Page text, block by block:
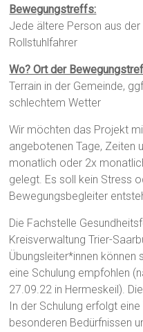
Bewegungstreffs:
Jede ältere Person aus
Rollstuhlfahrer
Wo? Ort der
Terrain in der Gemeinde,
schlechtem Wetter
Wir möchten das Projekt
angebotenen Tage, Zeiten
monatlich oder 2x
gelegt. Es soll kein Stress
Bewegungsbegleiter
Die Fachstelle
Kreisverwaltung Trier-
Übungsleiter*innen
eine Schulung empfohlen
27.09.22 in Hermeskeil).
In der Schulung erfolgt
besonderen Bedürfnissen